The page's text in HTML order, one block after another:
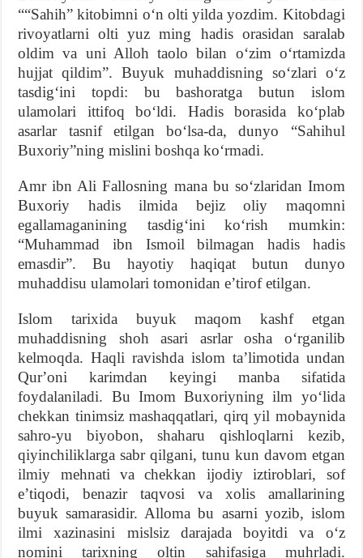
““Sahih” kitobimni oʻn olti yilda yozdim. Kitobdagi
rivoyatlarni olti yuz ming hadis orasidan saralab
oldim va uni Alloh taolo bilan oʻzim oʻrtamizda
hujjat qildim”. Buyuk muhaddisning soʻzlari oʻz
tasdigʻini topdi: bu bashoratga butun islom
ulamolari ittifoq boʻldi. Hadis borasida koʻplab
asarlar tasnif etilgan boʻlsa-da, dunyo “Sahihul
Buxoriy”ning mislini boshqa koʻrmadi.
Amr ibn Ali Fallosning mana bu soʻzlaridan Imom
Buxoriy hadis ilmida bejiz oliy maqomni
egallamaganining tasdigʻini koʻrish mumkin:
“Muhammad ibn Ismoil bilmagan hadis hadis
emasdir”. Bu hayotiy haqiqat butun dunyo
muhaddisu ulamolari tomonidan eʼtirof etilgan.
Islom tarixida buyuk maqom kashf etgan
muhaddisning shoh asari asrlar osha oʻrganilib
kelmoqda. Haqli ravishda islom taʼlimotida undan
Qurʼoni karimdan keyingi manba sifatida
foydalaniladi. Bu Imom Buxoriyning ilm yoʻlida
chekkan tinimsiz mashaqqatlari, qirq yil mobaynida
sahro-yu biyobon, shaharu qishloqlarni kezib,
qiyinchiliklarga sabr qilgani, tunu kun davom etgan
ilmiy mehnati va chekkan ijodiy iztiroblari, sof
eʼtiqodi, benazir taqvosi va xolis amallarining
buyuk samarasidir. Alloma bu asarni yozib, islom
ilmi xazinasini mislsiz darajada boyitdi va oʻz
nomini tarixning oltin sahifasiga muhrladi.